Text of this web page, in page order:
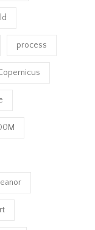
process